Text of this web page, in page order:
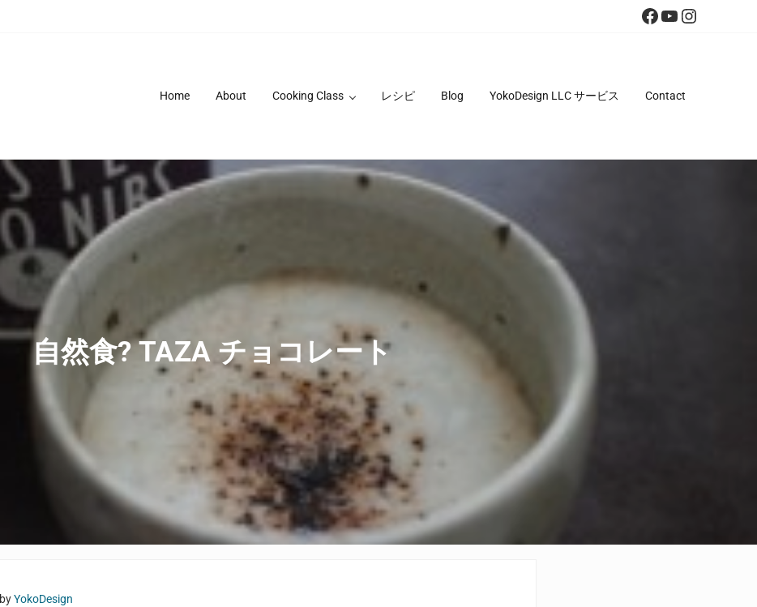
Facebook
YouTube
Home About Cooking Class レシピ Blog YokoDesign LLC サービス Contact
自然食? TAZA チョコレート
byYokoDesign